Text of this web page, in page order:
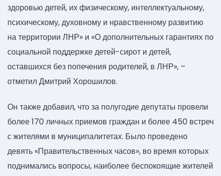
здоровью детей, их физическому, интеллектуальному,
психическому, духовному и нравственному развитию
на территории ЛНР» и «О дополнительных гарантиях по
социальной поддержке детей-сирот и детей,
оставшихся без попечения родителей, в ЛНР», –
отметил Дмитрий Хорошилов.
Он также добавил, что за полугодие депутаты провели
более 170 личных приемов граждан и более 450 встреч
с жителями в муниципалитетах. Было проведено
девять «Правительственных часов», во время которых
поднимались вопросы, наиболее беспокоящие жителей